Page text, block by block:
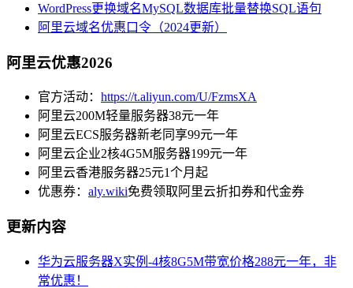
WordPress更换域名MySQL数据库批量替换SQL语句
阿里云域名优惠口令（2024更新）
阿里云优惠2026
官方活动： https://t.aliyun.com/U/FzmsXA
阿里云200M轻量服务器38元一年
阿里云ECS服务器新老同享99元一年
阿里云企业2核4G5M服务器199元一年
阿里云香港服务器25元1个月起
优惠券： aly.wiki免费领取阿里云折扣券和代金券
更新内容
华为云服务器X实例-4核8G5M带宽价格288元一年，非
常优惠！